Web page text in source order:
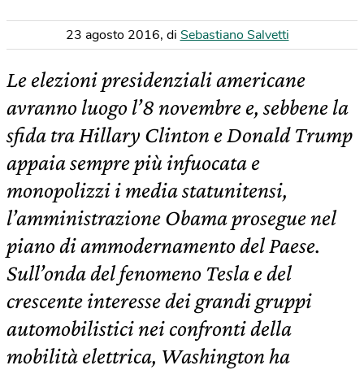
23 agosto 2016, di Sebastiano Salvetti
Le elezioni presidenziali americane
avranno luogo l’8 novembre e, sebbene la
sfida tra Hillary Clinton e Donald Trump
appaia sempre più infuocata e
monopolizzi i media statunitensi,
l’amministrazione Obama prosegue nel
piano di ammodernamento del Paese.
Sull’onda del fenomeno Tesla e del
crescente interesse dei grandi gruppi
automobilistici nei confronti della
mobilità elettrica, Washington ha